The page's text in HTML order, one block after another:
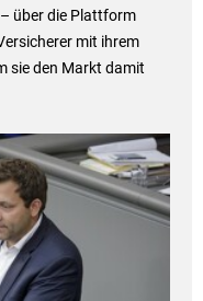
über die Plattform
mit ihrem
sie den Markt damit